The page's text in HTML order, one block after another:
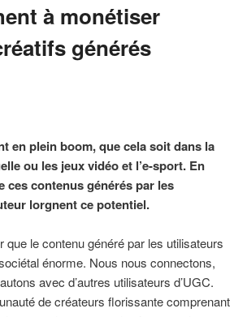
à monétiser
générés
en plein boom, que cela soit dans la
ou les jeux vidéo et l’e-sport. En
ces contenus générés par les
lorgnent ce potentiel.
que le contenu généré par les utilisateurs
énorme. Nous nous connectons,
avec d’autres utilisateurs d’UGC.
de créateurs florissante comprenant